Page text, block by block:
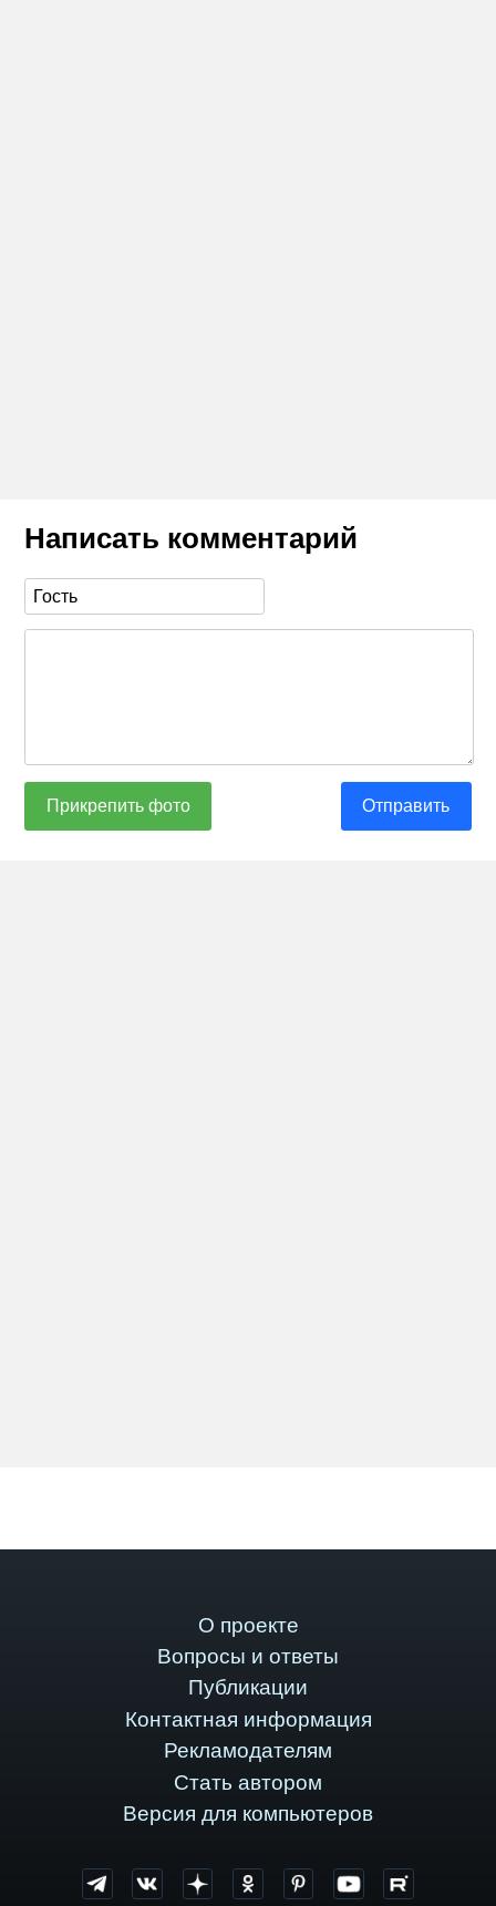
Написать комментарий
Прикрепить фото Отправить
О проекте
Вопросы и ответы
Публикации
Контактная информация
Рекламодателям
Стать автором
Версия для компьютеров